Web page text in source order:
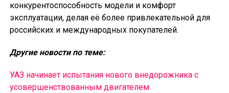
конкурентоспособность модели и комфорт
эксплуатации, делая её более привлекательной для
российских и международных покупателей.
Другие новости по теме:
УАЗ начинает испытания нового внедорожника с
усовершенствованным двигателем